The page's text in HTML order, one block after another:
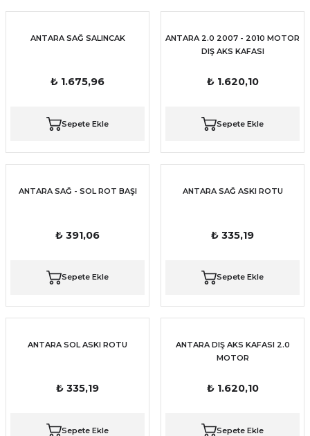
ANTARA SAĞ SALINCAK
₺ 1.675,96
Sepete Ekle
ANTARA 2.0 2007 - 2010 MOTOR
DIŞ AKS KAFASI
₺ 1.620,10
Sepete Ekle
ANTARA SAĞ - SOL ROT BAŞI
₺ 391,06
Sepete Ekle
ANTARA SAĞ ASKI ROTU
₺ 335,19
Sepete Ekle
ANTARA SOL ASKI ROTU
₺ 335,19
Sepete Ekle
ANTARA DIŞ AKS KAFASI 2.0
MOTOR
₺ 1.620,10
Sepete Ekle